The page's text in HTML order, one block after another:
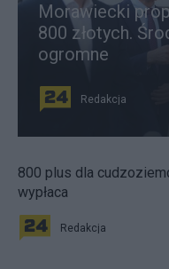
Morawiecki
800 złotych.
ogromne
Redakcja
800 plus dla
wypłaca
Redakcja